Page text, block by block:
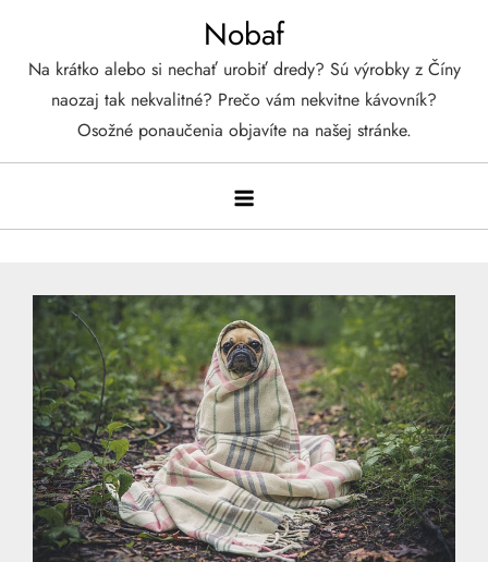
content
Nobaf
Na krátko alebo si nechať urobiť dredy? Sú výrobky z Číny
naozaj tak nekvalitné? Prečo vám nekvitne kávovník?
Osožné ponaučenia objavíte na našej stránke.